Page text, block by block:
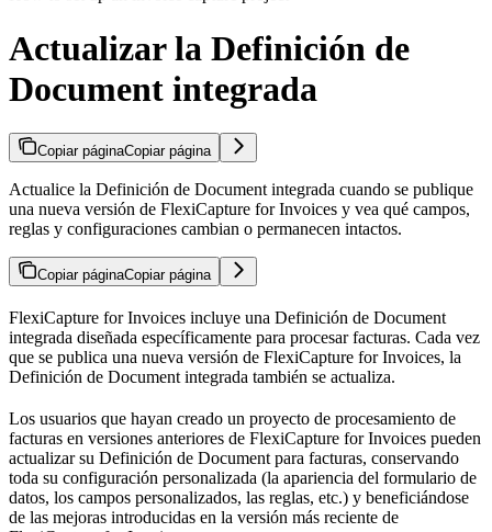
Actualizar la Definición de
Document integrada
Copiar páginaCopiar página
Actualice la Definición de Document integrada cuando se publique
una nueva versión de FlexiCapture for Invoices y vea qué campos,
reglas y configuraciones cambian o permanecen intactos.
Copiar páginaCopiar página
FlexiCapture for Invoices incluye una Definición de Document
integrada diseñada específicamente para procesar facturas. Cada vez
que se publica una nueva versión de FlexiCapture for Invoices, la
Definición de Document integrada también se actualiza.
Los usuarios que hayan creado un proyecto de procesamiento de
facturas en versiones anteriores de FlexiCapture for Invoices pueden
actualizar su Definición de Document para facturas, conservando
toda su configuración personalizada (la apariencia del formulario de
datos, los campos personalizados, las reglas, etc.) y beneficiándose
de las mejoras introducidas en la versión más reciente de